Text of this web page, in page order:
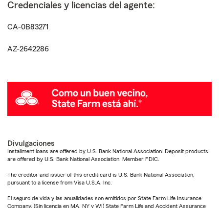
Credenciales y licencias del agente:
CA-0B83271
AZ-2642286
Divulgaciones
Installment loans are offered by U.S. Bank National Association. Deposit products
are offered by U.S. Bank National Association. Member FDIC.
The creditor and issuer of this credit card is U.S. Bank National Association,
pursuant to a license from Visa U.S.A. Inc.
El seguro de vida y las anualidades son emitidos por State Farm Life Insurance
Company. (Sin licencia en MA, NY y WI) State Farm Life and Accident Assurance